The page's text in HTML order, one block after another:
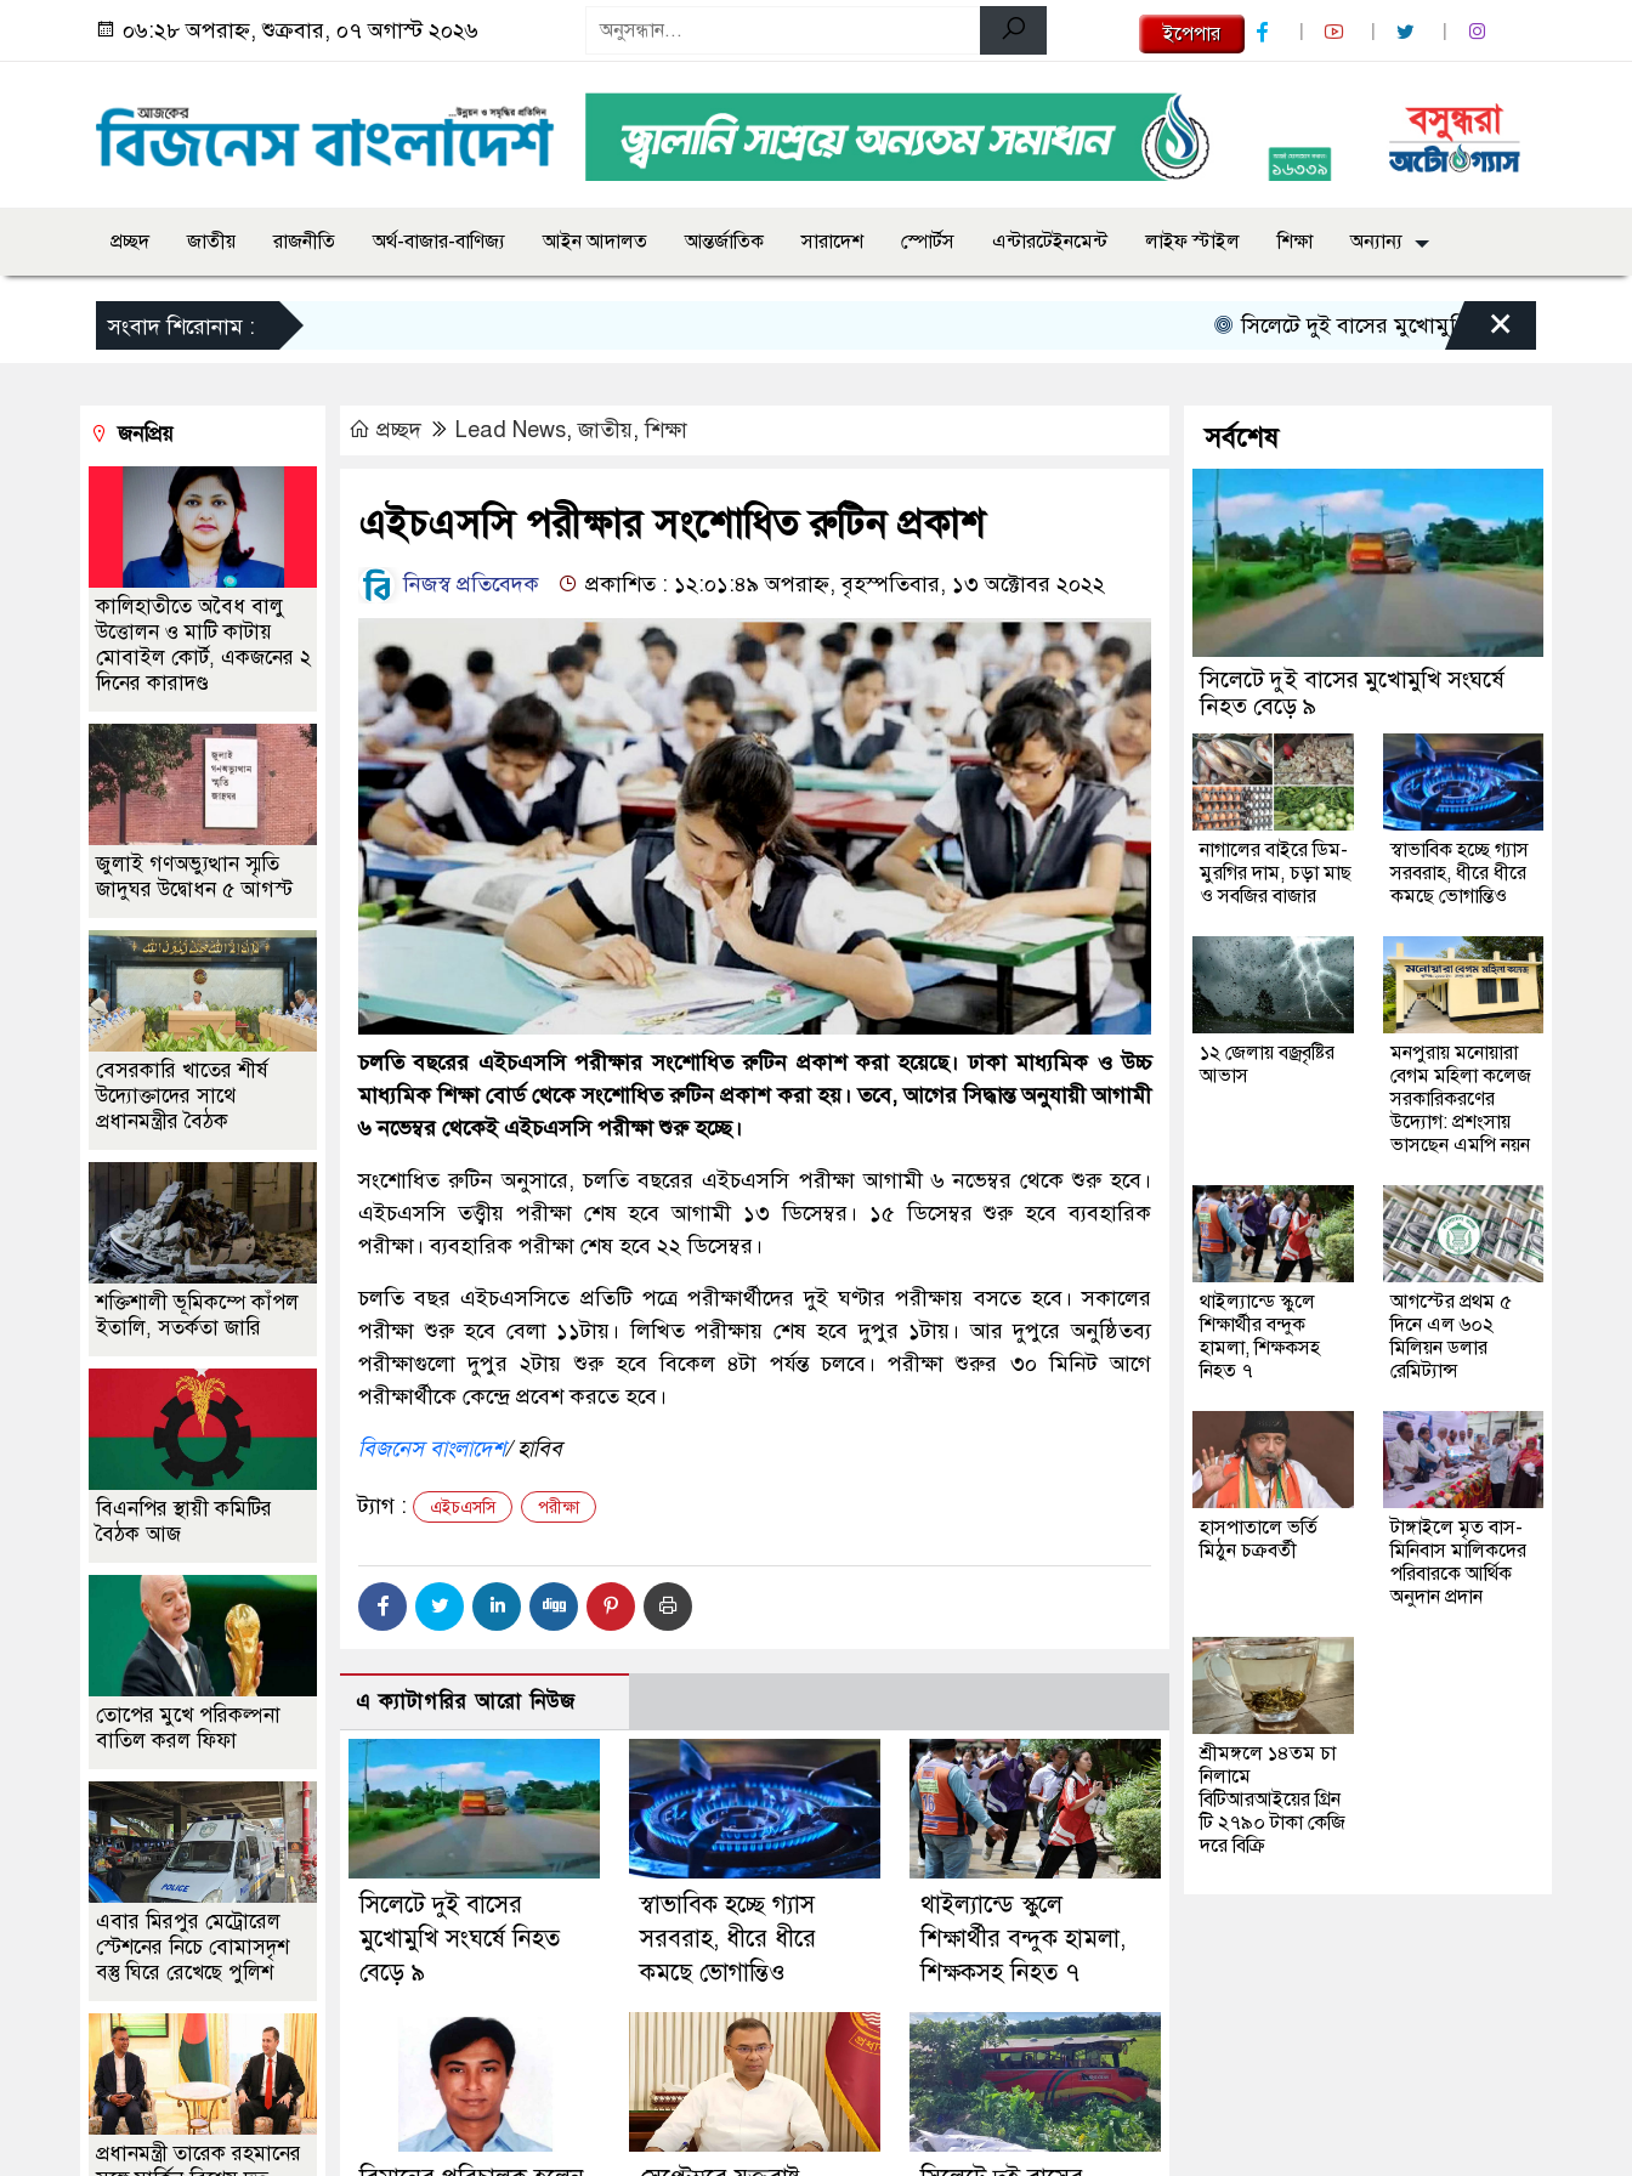
০৬:২৮ অপরাহ্ন, শুক্রবার, ০৭ অগাস্ট ২০২৬ ইপেপার
প্রচ্ছদ জাতীয় রাজনীতি অর্থ-বাজার-বাণিজ্য আইন আদালত আন্তর্জাতিক সারাদেশ স্পোর্টস এন্টারটেইনমেন্ট লাইফ স্টাইল শিক্ষা অন্যান্য
সংবাদ শিরোনাম : সিলেটে দুই বাসের মুখোমুখি সংঘর্ষে নিহত বেড়ে ৯
×
প্রচ্ছদ Lead News,জাতীয়,শিক্ষা
এইচএসসি পরীক্ষার সংশোধিত রুটিন প্রকাশ
নিজস্ব প্রতিবেদক প্রকাশিত : ১২:০১:৪৯ অপরাহ্ন, বৃহস্পতিবার, ১৩ অক্টোবর ২০২২
চলতি বছরের এইচএসসি পরীক্ষার সংশোধিত রুটিন প্রকাশ করা হয়েছে। ঢাকা মাধ্যমিক ও উচ্চ
মাধ্যমিক শিক্ষা বোর্ড থেকে সংশোধিত রুটিন প্রকাশ করা হয়। তবে, আগের সিদ্ধান্ত অনুযায়ী আগামী
৬ নভেম্বর থেকেই এইচএসসি পরীক্ষা শুরু হচ্ছে।
সংশোধিত রুটিন অনুসারে, চলতি বছরের এইচএসসি পরীক্ষা আগামী ৬ নভেম্বর থেকে শুরু হবে।
এইচএসসি তত্ত্বীয় পরীক্ষা শেষ হবে আগামী ১৩ ডিসেম্বর। ১৫ ডিসেম্বর শুরু হবে ব্যবহারিক
পরীক্ষা। ব্যবহারিক পরীক্ষা শেষ হবে ২২ ডিসেম্বর।
চলতি বছর এইচএসসিতে প্রতিটি পত্রে পরীক্ষার্থীদের দুই ঘণ্টার পরীক্ষায় বসতে হবে। সকালের
পরীক্ষা শুরু হবে বেলা ১১টায়। লিখিত পরীক্ষায় শেষ হবে দুপুর ১টায়। আর দুপুরে অনুষ্ঠিতব্য
পরীক্ষাগুলো দুপুর ২টায় শুরু হবে বিকেল ৪টা পর্যন্ত চলবে। পরীক্ষা শুরুর ৩০ মিনিট আগে
পরীক্ষার্থীকে কেন্দ্রে প্রবেশ করতে হবে।
বিজনেস বাংলাদেশ/ হাবিব
ট্যাগ : এইচএসসি পরীক্ষা
এ ক্যাটাগরির আরো নিউজ
সিলেটে দুই বাসের
মুখোমুখি সংঘর্ষে নিহত
বেড়ে ৯
স্বাভাবিক হচ্ছে গ্যাস
সরবরাহ, ধীরে ধীরে
কমছে ভোগান্তিও
থাইল্যান্ডে স্কুলে
শিক্ষার্থীর বন্দুক হামলা,
শিক্ষকসহ নিহত ৭
জনপ্রিয়
কালিহাতীতে অবৈধ বালু
উত্তোলন ও মাটি কাটায়
মোবাইল কোর্ট, একজনের ২
দিনের কারাদণ্ড
জুলাই গণঅভ্যুত্থান স্মৃতি
জাদুঘর উদ্বোধন ৫ আগস্ট
বেসরকারি খাতের শীর্ষ
উদ্যোক্তাদের সাথে
প্রধানমন্ত্রীর বৈঠক
শক্তিশালী ভূমিকম্পে কাঁপল
ইতালি, সতর্কতা জারি
বিএনপির স্থায়ী কমিটির
বৈঠক আজ
তোপের মুখে পরিকল্পনা
বাতিল করল ফিফা
এবার মিরপুর মেট্রোরেল
স্টেশনের নিচে বোমাসদৃশ
বস্তু ঘিরে রেখেছে পুলিশ
প্রধানমন্ত্রী তারেক রহমানের
সর্বশেষ
সিলেটে দুই বাসের মুখোমুখি সংঘর্ষে
নিহত বেড়ে ৯
নাগালের বাইরে ডিম-
মুরগির দাম, চড়া মাছ
ও সবজির বাজার
স্বাভাবিক হচ্ছে গ্যাস
সরবরাহ, ধীরে ধীরে
কমছে ভোগান্তিও
১২ জেলায় বজ্রবৃষ্টির
আভাস
মনপুরায় মনোয়ারা
বেগম মহিলা কলেজ
সরকারিকরণের
উদ্যোগ: প্রশংসায়
ভাসছেন এমপি নয়ন
থাইল্যান্ডে স্কুলে
শিক্ষার্থীর বন্দুক
হামলা, শিক্ষকসহ
নিহত ৭
আগস্টের প্রথম ৫
দিনে এল ৬০২
মিলিয়ন ডলার
রেমিট্যান্স
হাসপাতালে ভর্তি
মিঠুন চক্রবর্তী
টাঙ্গাইলে মৃত বাস-
মিনিবাস মালিকদের
পরিবারকে আর্থিক
অনুদান প্রদান
শ্রীমঙ্গলে ১৪তম চা
নিলামে
বিটিআরআইয়ের গ্রিন
টি ২৭৯০ টাকা কেজি
দরে বিক্রি